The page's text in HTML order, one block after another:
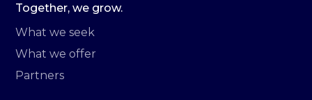
Together, we grow.
What we seek
What we offer
Partners